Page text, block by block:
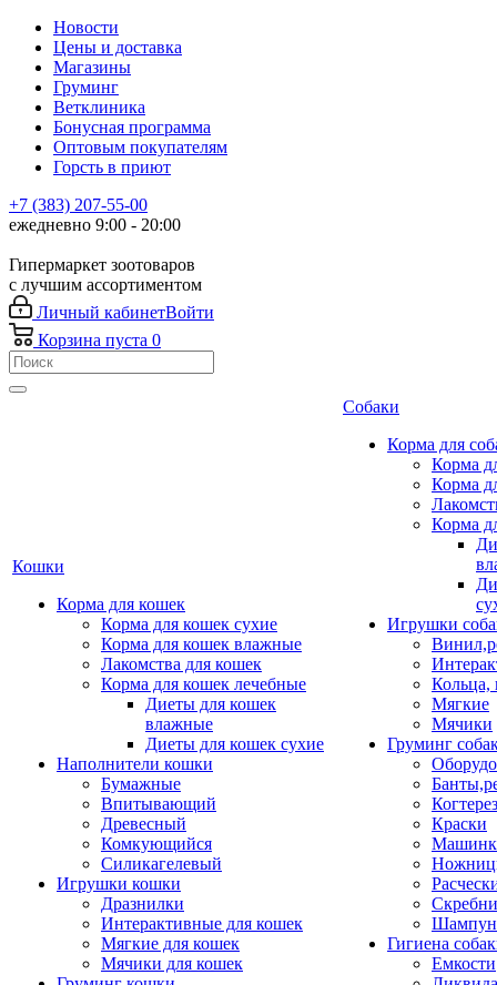
Новости
Цены и доставка
Магазины
Груминг
Ветклиника
Бонусная программа
Оптовым покупателям
Горсть в приют
+7 (383) 207-55-00
ежедневно 9:00 - 20:00
Гипермаркет зоотоваров
с лучшим ассортиментом
Личный кабинетВойти
Корзина пуста 0
Кошки
Корма для кошек
Корма для кошек сухие
Корма для кошек влажные
Лакомства для кошек
Корма для кошек лечебные
Диеты для кошек
влажные
Диеты для кошек сухие
Наполнители кошки
Бумажные
Впитывающий
Древесный
Комкующийся
Силикагелевый
Игрушки кошки
Дразнилки
Интерактивные для кошек
Мягкие для кошек
Мячики для кошек
Собаки
Корма для
Корма
Корма
Корма
Игрушки
Кольца,
Мягкие
Мячики
Груминг
Краски
Гигиена
Емкости